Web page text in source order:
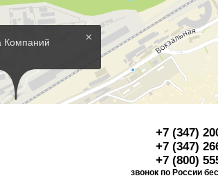
×
+7 (347)
+7 (347)
+7 (800)
звонок по России